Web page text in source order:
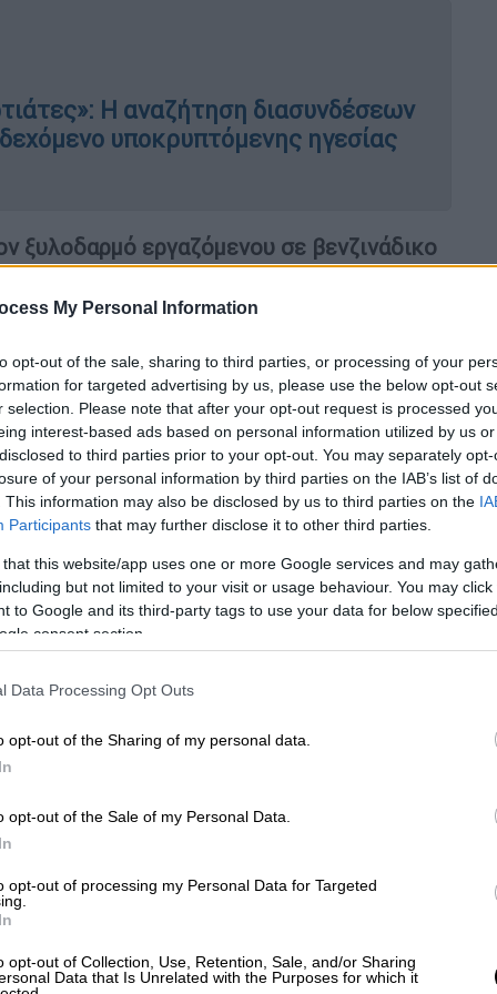
My Personal Information
opt-out of the sale, sharing to third parties, or processing of your
for targeted advertising by us, please use the below opt-out
selection. Please note that after your opt-out request is processed
interest-based ads based on personal information utilized by us
to third parties prior to your opt-out. You may separately
of your personal information by third parties on the IAB’s list of
This information may also be disclosed by us to third parties on the
Participants that may further disclose it to other third parties.
that this website/app uses one or more Google services and may
but not limited to your visit or usage behaviour. You may
to Google and its third-party tags to use your data for below
consent section.
Data Processing Opt Outs
opt-out of the Sharing of my personal data.
opt-out of the Sale of my Personal Data.
opt-out of processing my Personal Data for Targeted
opt-out of Collection, Use, Retention, Sale, and/or Sharing
Data that Is Unrelated with the Purposes for which it
Η αναζήτηση διασυνδέσεων
υποκρυπτόμενης ηγεσίας
ξυλοδαρμό εργαζόμενου σε βενζινάδικο
στον χώρο με μεγάλη ταχύτητα και, ο
απάντησης δέχθηκε επίθεση με ρόπαλο
και στην είσοδοακροδεξιών
της 25ης Ιουνίου, σημειώνοντας πως, η
των φασιστοειδώννα βγουν ξανά σε
εργατών».
αναλυτικά
σε βάρος μεταναστών εργατών στα
πλατείαΑγίου Μελετίου
φασιστοειδές.
ο οποίος ζει στην περιοχή,
Στη διαδρομή επί της Αγίου Μελετίου και
ένα άτομο κοντοκουρεμένο μα μαύρη
“Δεν ξέρω” ήταν η απάντηση.
και άρχισε να τον χτυπά με
περασμένη σιδηρογροθιά.
αιμόφυρτο στο δρόμο μέσα στα
και ένα άνθρωπος από
τις πρώτες βοήθειες.